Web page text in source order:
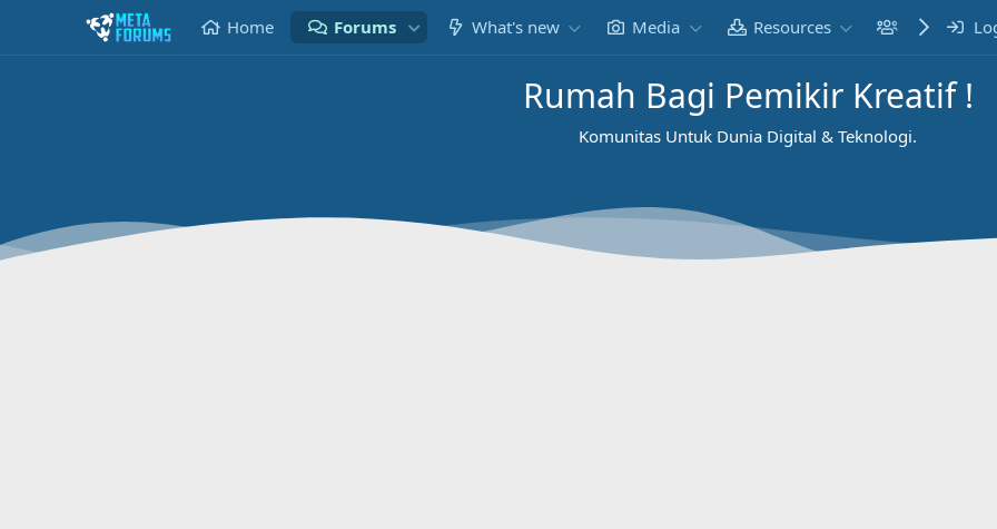
Home Forums What's new Media Resources Members
Rumah Bagi Pemikir Kreatif !
Komunitas Untuk Dunia Digital & Teknologi.